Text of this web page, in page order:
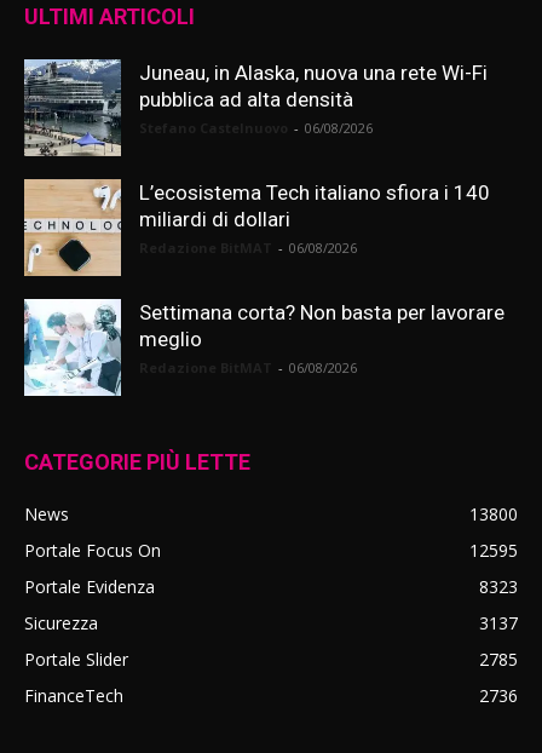
ULTIMI ARTICOLI
Juneau, in Alaska, nuova una rete Wi-Fi
pubblica ad alta densità
- 06/08/2026
L’ecosistema Tech italiano sfiora i 140
miliardi di dollari
- 06/08/2026
Settimana corta? Non basta per lavorare
meglio
- 06/08/2026
CATEGORIE PIÙ LETTE
News
13800
Portale Focus On
12595
Portale Evidenza
8323
Sicurezza
3137
Portale Slider
2785
FinanceTech
2736